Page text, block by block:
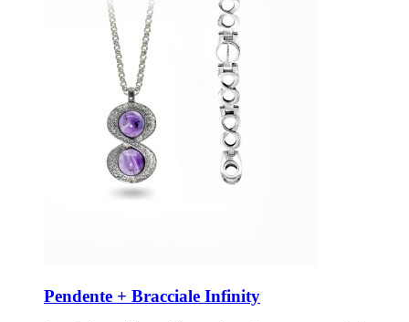
Pendente + Bracciale Infinity